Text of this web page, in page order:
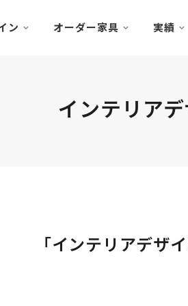
ン オーダー家具 実績
インテリア
「インテリアデザ